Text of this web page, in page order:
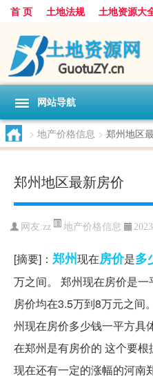
首 页 土地法规 土地资源大
网站导航
> 地产价格信息 > 郑州地区
郑州地区最新房价
网友:zz 地产价格信息
[摘要]： 郑州现在房价是多
万之间。 郑州现在房价是
房价均在3.5万到8万元之间
州现在房价多少钱一平方具
在郑州是有房价的 这个要
现在还有一定的涨幅的河南